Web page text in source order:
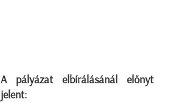
A pályázat elbírálásánál előnyt
jelent: